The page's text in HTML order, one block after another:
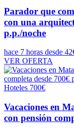
Parador que
con una
p.p./noche
hace 7 horas desde
VER OFERTA
Hoteles 700€
Vacaciones en
con pensión